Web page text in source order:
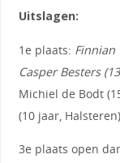
Uitslagen:
1e plaats: Finnian
Casper Besters
Michiel de Bodt
(10 jaar, Halsteren).
3e plaats open